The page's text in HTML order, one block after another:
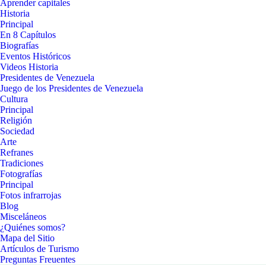
Aprender capitales
Historia
Principal
En 8 Capítulos
Biografías
Eventos Históricos
Videos Historia
Presidentes de Venezuela
Juego de los Presidentes de Venezuela
Cultura
Principal
Religión
Sociedad
Arte
Refranes
Tradiciones
Fotografías
Principal
Fotos infrarrojas
Blog
Misceláneos
¿Quiénes somos?
Mapa del Sitio
Artículos de Turismo
Preguntas Freuentes